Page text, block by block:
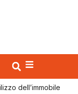
dell’immobile